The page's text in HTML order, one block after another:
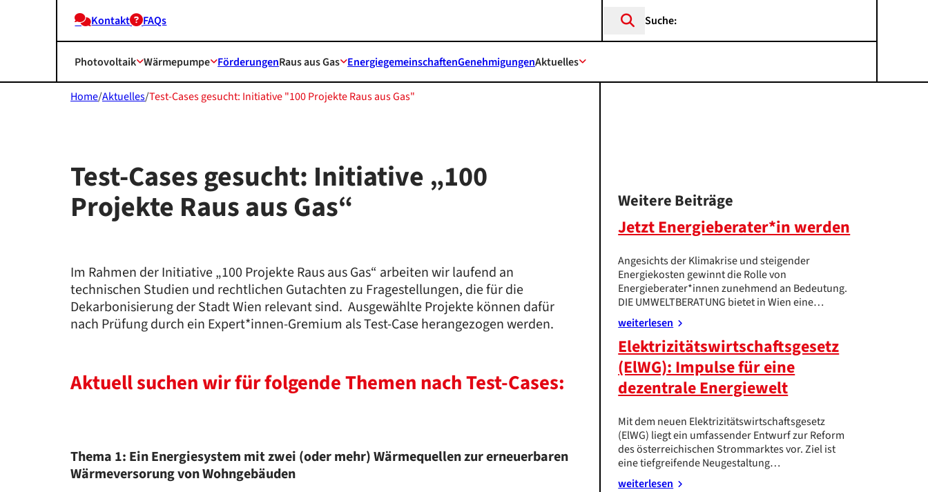
Kontakt FAQs Search ...
Photovoltaik Wärmepumpe FörderungenRaus aus Gas EnergiegemeinschaftenGenehmigungenAktuelles
Home/Aktuelles/Test-Cases gesucht: Initiative "100 Projekte Raus aus Gas"
Test-Cases gesucht: Initiative „100
Projekte Raus aus Gas“
Im Rahmen der Initiative „100 Projekte Raus aus Gas“ arbeiten wir laufend an
technischen Studien und rechtlichen Gutachten zu Fragestellungen, die für die
Dekarbonisierung der Stadt Wien relevant sind. Ausgewählte Projekte können dafür
nach Prüfung durch ein Expert*innen-Gremium als Test-Case herangezogen werden.
Aktuell suchen wir für folgende Themen nach Test-Cases:
Thema 1: Ein Energiesystem mit zwei (oder mehr) Wärmequellen zur erneuerbaren
Wärmeversorung von Wohngebäuden
Weitere Beiträge
​Jetzt Energieberater*in werden
Angesichts der Klimakrise und steigender
Energiekosten gewinnt die Rolle von
Energieberater*innen zunehmend an Bedeutung.
DIE UMWELTBERATUNG bietet in Wien eine…
weiterlesen
Elektrizitätswirtschaftsgesetz
(ElWG): Impulse für eine
dezentrale Energiewelt
Mit dem neuen Elektrizitätswirtschaftsgesetz
(ElWG) liegt ein umfassender Entwurf zur Reform
des österreichischen Strommarktes vor. Ziel ist
eine tiefgreifende Neugestaltung…
weiterlesen